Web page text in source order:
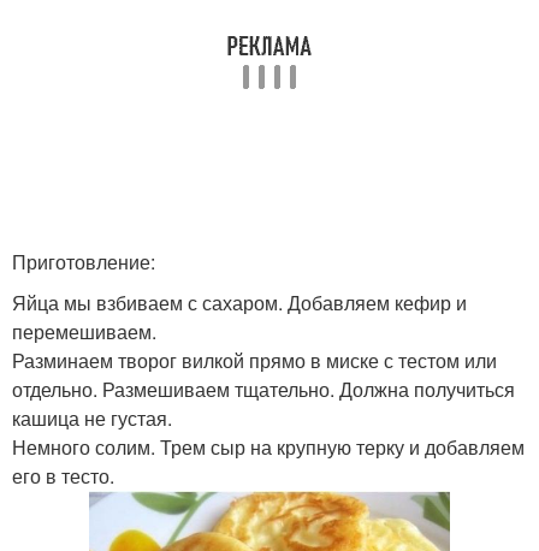
Приготовление:
Яйца мы взбиваем с сахаром. Добавляем кефир и
перемешиваем.
Разминаем творог вилкой прямо в миске с тестом или
отдельно. Размешиваем тщательно. Должна получиться
кашица не густая.
Немного солим. Трем сыр на крупную терку и добавляем
его в тесто.